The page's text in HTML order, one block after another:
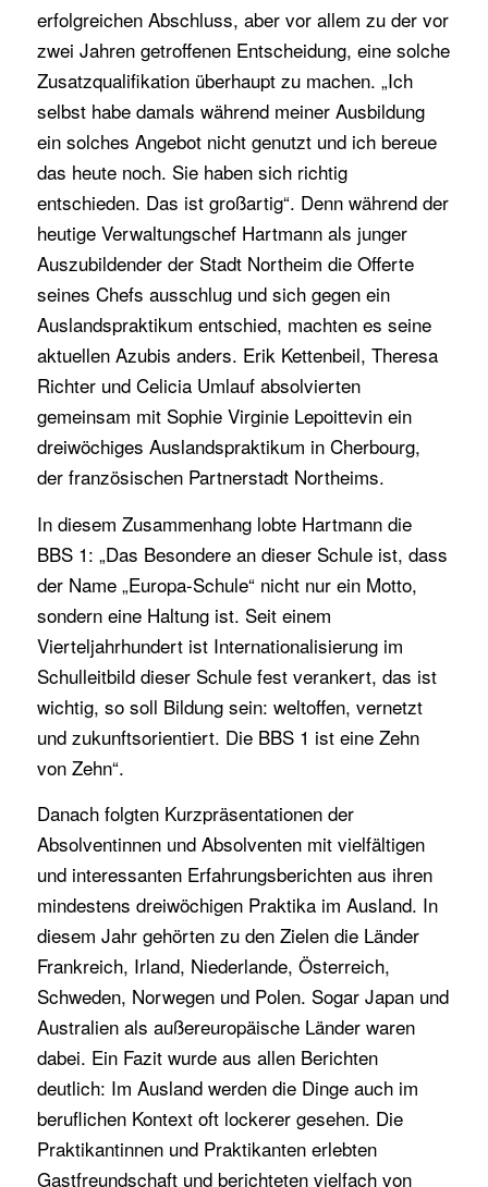
erfolgreichen Abschluss, aber vor allem zu der vor
zwei Jahren getroffenen Entscheidung, eine solche
Zusatzqualifikation überhaupt zu machen. „Ich
selbst habe damals während meiner Ausbildung
ein solches Angebot nicht genutzt und ich bereue
das heute noch. Sie haben sich richtig
entschieden. Das ist großartig“. Denn während der
heutige Verwaltungschef Hartmann als junger
Auszubildender der Stadt Northeim die Offerte
seines Chefs ausschlug und sich gegen ein
Auslandspraktikum entschied, machten es seine
aktuellen Azubis anders. Erik Kettenbeil, Theresa
Richter und Celicia Umlauf absolvierten
gemeinsam mit Sophie Virginie Lepoittevin ein
dreiwöchiges Auslandspraktikum in Cherbourg,
der französischen Partnerstadt Northeims.
In diesem Zusammenhang lobte Hartmann die
BBS 1: „Das Besondere an dieser Schule ist, dass
der Name „Europa-Schule“ nicht nur ein Motto,
sondern eine Haltung ist. Seit einem
Vierteljahrhundert ist Internationalisierung im
Schulleitbild dieser Schule fest verankert, das ist
wichtig, so soll Bildung sein: weltoffen, vernetzt
und zukunftsorientiert. Die BBS 1 ist eine Zehn
von Zehn“.
Danach folgten Kurzpräsentationen der
Absolventinnen und Absolventen mit vielfältigen
und interessanten Erfahrungsberichten aus ihren
mindestens dreiwöchigen Praktika im Ausland. In
diesem Jahr gehörten zu den Zielen die Länder
Frankreich, Irland, Niederlande, Österreich,
Schweden, Norwegen und Polen. Sogar Japan und
Australien als außereuropäische Länder waren
dabei. Ein Fazit wurde aus allen Berichten
deutlich: Im Ausland werden die Dinge auch im
beruflichen Kontext oft lockerer gesehen. Die
Praktikantinnen und Praktikanten erlebten
Gastfreundschaft und berichteten vielfach von